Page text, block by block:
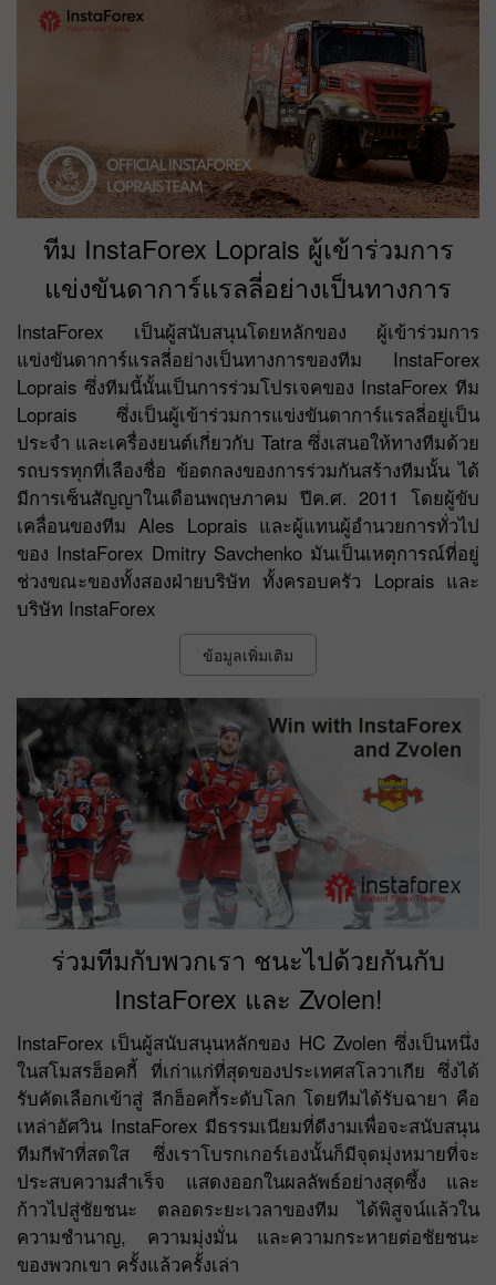
ทีม InstaForex Loprais ผู้เข้าร่วมการ
แข่งขันดาการ์แรลลี่อย่างเป็นทางการ
InstaForex เป็นผู้สนับสนุนโดยหลักของ ผู้เข้าร่วมการ
แข่งขันดาการ์แรลลี่อย่างเป็นทางการของทีม InstaForex
Loprais ซึ่งทีมนี้นั้นเป็นการร่วมโปรเจคของ InstaForex ทีม
Loprais ซึ่งเป็นผู้เข้าร่วมการแข่งขันดาการ์แรลลี่อยู่เป็น
ประจำ และเครื่องยนต์เกี่ยวกับ Tatra ซึ่งเสนอให้ทางทีมด้วย
รถบรรทุกที่เลืองชื่อ ข้อตกลงของการร่วมกันสร้างทีมนั้น ได้
มีการเซ็นสัญญาในเดือนพฤษภาคม ปีค.ศ. 2011 โดยผู้ขับ
เคลื่อนของทีม Ales Loprais และผู้แทนผู้อำนวยการทั่วไป
ของ InstaForex Dmitry Savchenko มันเป็นเหตุการณ์ที่อยู่
ช่วงขณะของทั้งสองฝ่ายบริษัท ทั้งครอบครัว Loprais และ
บริษัท InstaForex
ข้อมูลเพิ่มเติม
ร่วมทีมกับพวกเรา ชนะไปด้วยกันกับ
InstaForex และ Zvolen!
InstaForex เป็นผู้สนับสนุนหลักของ HC Zvolen ซึ่งเป็นหนึ่ง
ในสโมสรฮ็อคกี้ ที่เก่าแก่ที่สุดของประเทศสโลวาเกีย ซึ่งได้
รับคัดเลือกเข้าสู่ ลีกฮ็อคกี้ระดับโลก โดยทีมได้รับฉายา คือ
เหล่าอัศวิน InstaForex มีธรรมเนียมที่ดีงามเพื่อจะสนับสนุน
ทีมกีฬาที่สดใส ซึ่งเราโบรกเกอร์เองนั้นก็มีจุดมุ่งหมายที่จะ
ประสบความสำเร็จ แสดงออกในผลลัพธ์อย่างสุดซึ้ง และ
ก้าวไปสู่ชัยชนะ ตลอดระยะเวลาของทีม ได้พิสูจน์แล้วใน
ความชำนาญ, ความมุ่งมั่น และความกระหายต่อชัยชนะ
ของพวกเขา ครั้งแล้วครั้งเล่า